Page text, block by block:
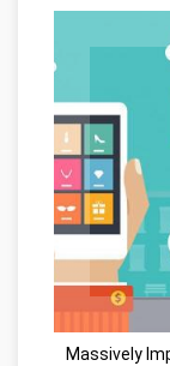
Massively